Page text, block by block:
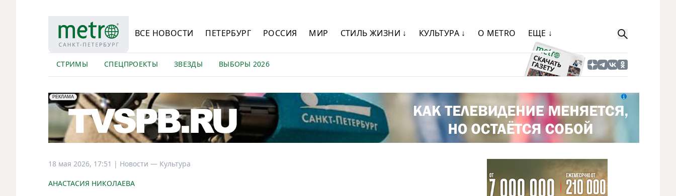
ВСЕ НОВОСТИ ПЕТЕРБУРГ РОССИЯ МИР СТИЛЬ ЖИЗНИ ↓ КУЛЬТУРА ↓ О METRO ЕЩЕ ↓
СТРИМЫ СПЕЦПРОЕКТЫ ЗВЕЗДЫ ВЫБОРЫ 2026
erid: LdtCK5Efv
РЕКЛАМА
АО "ГАТР", ИНН: 7841320717
18 мая 2026, 17:51 | Новости — Культура
АНАСТАСИЯ НИКОЛАЕВА